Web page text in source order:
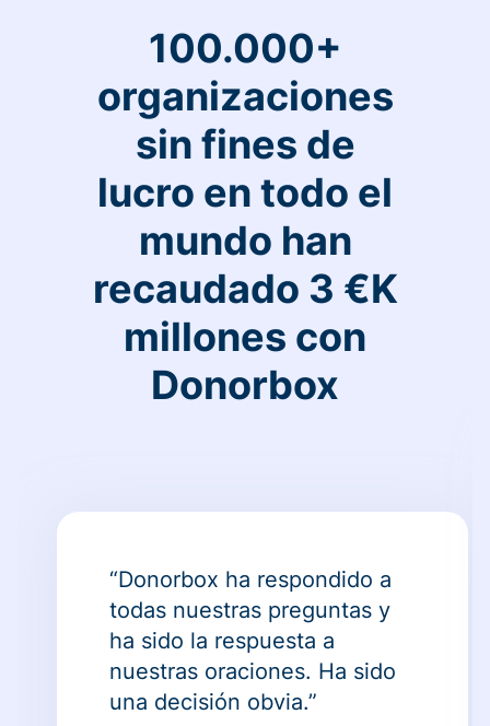
100.000+
organizaciones
sin fines de
lucro en todo el
mundo han
recaudado 3 €K
millones con
Donorbox
“Donorbox ha respondido a
todas nuestras preguntas y
ha sido la respuesta a
nuestras oraciones. Ha sido
una decisión obvia.”